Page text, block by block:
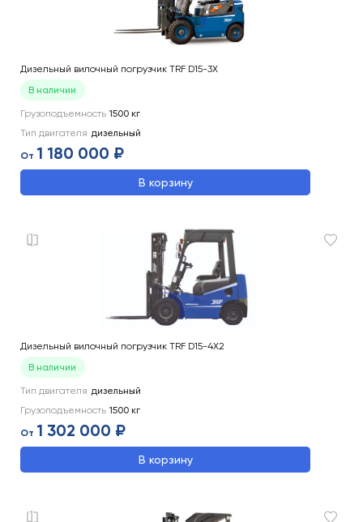
Дизельный вилочный погрузчик TRF D15-3X
В наличии
Грузоподъемность 1500 кг
Тип двигателя дизельный
От 1 180 000 ₽
В корзину
Дизельный вилочный погрузчик TRF D15-4X2
В наличии
Тип двигателя дизельный
Грузоподъемность 1500 кг
От 1 302 000 ₽
В корзину